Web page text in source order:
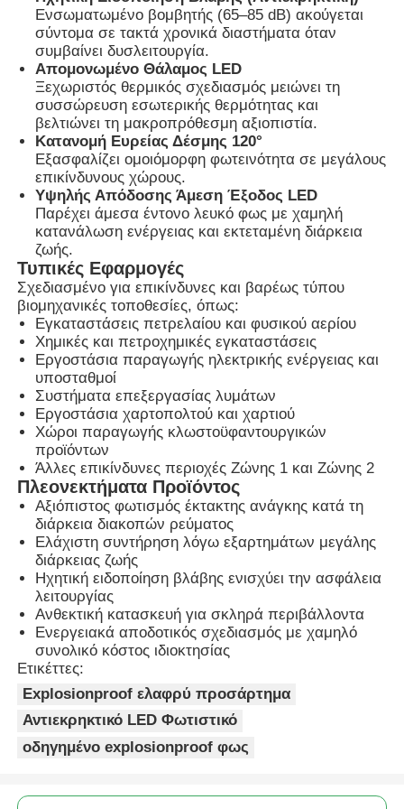
Γύρος εργοστασίων
Ποιοτικός έλεγχος
επαφή
Ζητήστε ένα απόσπασμα
Explosionproof φωτισμός
Explosionproof φως συναγερμών
ανεμιστήρας με προστασία από έκρηξη
Πυροσβεστικό κουτί
αντιεκρηκτικός διακόπτης
Πυροσβεστικά αδένες καλωδίων
explosionproof βούλωμα και υποδοχή
Ενσωματωμένο βομβητής (65–85 dB) ακούγεται
σύντομα σε τακτά χρονικά διαστήματα όταν
συμβαίνει δυσλειτουργία.
Απομονωμένο Θάλαμος LED
Ξεχωριστός θερμικός σχεδιασμός μειώνει τη
συσσώρευση εσωτερικής θερμότητας και
βελτιώνει τη μακροπρόθεσμη αξιοπιστία.
Κατανομή Ευρείας Δέσμης 120°
Εξασφαλίζει ομοιόμορφη φωτεινότητα σε μεγάλους
επικίνδυνους χώρους.
Υψηλής Απόδοσης Άμεση Έξοδος LED
Παρέχει άμεσα έντονο λευκό φως με χαμηλή
κατανάλωση ενέργειας και εκτεταμένη διάρκεια
ζωής.
Τυπικές Εφαρμογές
Σχεδιασμένο για επικίνδυνες και βαρέως τύπου
βιομηχανικές τοποθεσίες, όπως:
Εγκαταστάσεις πετρελαίου και φυσικού αερίου
Χημικές και πετροχημικές εγκαταστάσεις
Εργοστάσια παραγωγής ηλεκτρικής ενέργειας και
υποσταθμοί
Συστήματα επεξεργασίας λυμάτων
Εργοστάσια χαρτοπολτού και χαρτιού
Χώροι παραγωγής κλωστοϋφαντουργικών
προϊόντων
Άλλες επικίνδυνες περιοχές Ζώνης 1 και Ζώνης 2
Πλεονεκτήματα Προϊόντος
Αξιόπιστος φωτισμός έκτακτης ανάγκης κατά τη
διάρκεια διακοπών ρεύματος
Ελάχιστη συντήρηση λόγω εξαρτημάτων μεγάλης
διάρκειας ζωής
Ηχητική ειδοποίηση βλάβης ενισχύει την ασφάλεια
λειτουργίας
Ανθεκτική κατασκευή για σκληρά περιβάλλοντα
Ενεργειακά αποδοτικός σχεδιασμός με χαμηλό
συνολικό κόστος ιδιοκτησίας
Ετικέττες:
Explosionproof ελαφρύ προσάρτημα
Αντιεκρηκτικό LED Φωτιστικό
οδηγημένο explosionproof φως